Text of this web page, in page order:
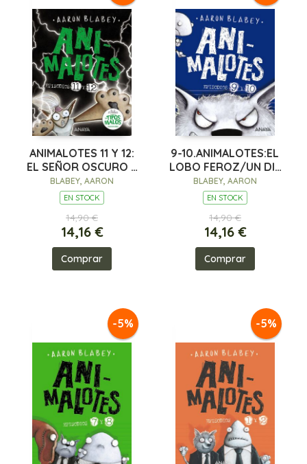
ANIMALOTES 11 Y 12:
EL SEÑOR OSCURO /
¿LA ELEGIDA
BLABEY, AARON
EN STOCK
14,90 €
14,16 €
Comprar
9-10.ANIMALOTES:EL
LOBO FEROZ/UN DIA
MOVIDITO
BLABEY, AARON
EN STOCK
14,90 €
14,16 €
Comprar
-5% -5%